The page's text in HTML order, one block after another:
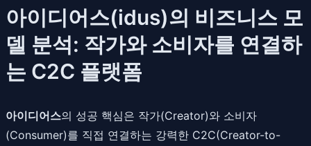
아이디어스(idus)의 비즈니스 모
델 분석: 작가와 소비자를 연결하
는 C2C 플랫폼
아이디어스의 성공 핵심은 작가(Creator)와 소비자
(Consumer)를 직접 연결하는 강력한 C2C(Creator-to-